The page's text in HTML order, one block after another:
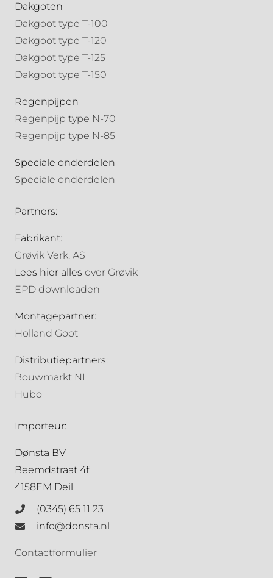
Dakgoten
Dakgoot type T-100
Dakgoot type T-120
Dakgoot type T-125
Dakgoot type T-150
Regenpijpen
Regenpijp type N-70
Regenpijp type N-85
Speciale onderdelen
Speciale onderdelen
Partners:
Fabrikant:
Grøvik Verk. AS
Lees hier alles over Grøvik
EPD downloaden
Montagepartner:
Holland Goot
Distributiepartners:
Bouwmarkt NL
Hubo
Importeur:
Dønsta BV
Beemdstraat 4f
4158EM Deil
(0345) 65 11 23
info@donsta.nl
Contactformulier